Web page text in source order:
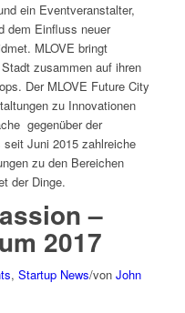
ein Eventveranstalter,
dem Einfluss neuer
MLOVE bringt
zusammen auf ihren
Der MLOVE Future City
zu Innovationen
gegenüber der
Juni 2015 zahlreiche
zu den Bereichen
der Dinge.
–
2017
, Startup News/von John